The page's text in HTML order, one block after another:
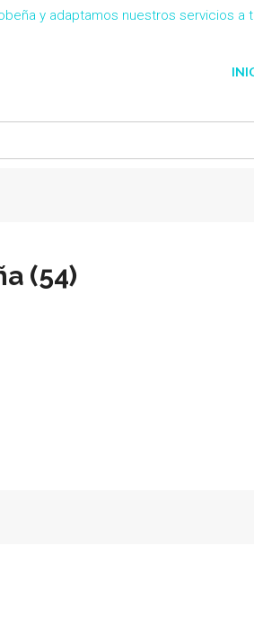
y adaptamos nuestros servicios
(54)